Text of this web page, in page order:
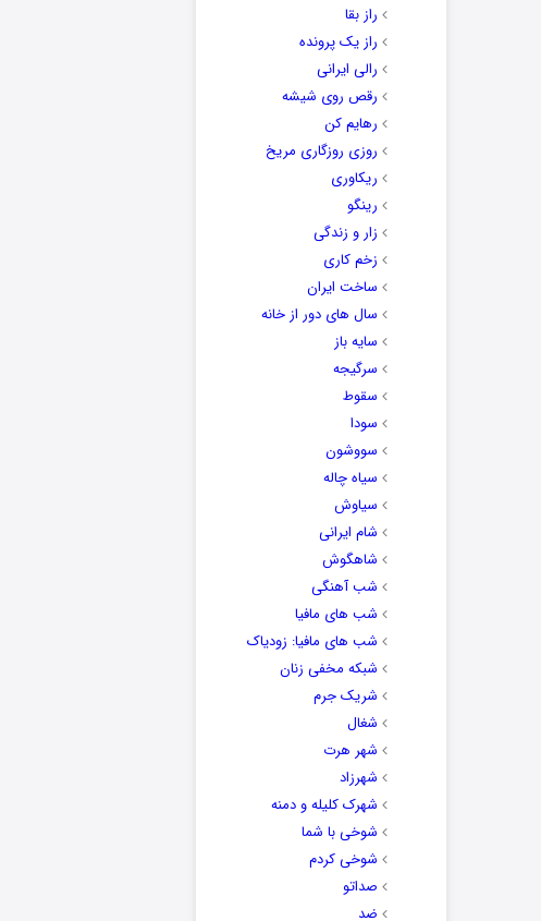
راز بقا
راز یک پرونده
رالی ایرانی
رقص روی شیشه
رهایم کن
روزی روزگاری مریخ
ریکاوری
رینگو
زار و زندگی
زخم کاری
ساخت ایران
سال های دور از خانه
سایه باز
سرگیجه
سقوط
سودا
سووشون
سیاه چاله
سیاوش
شام ایرانی
شاهگوش
شب آهنگی
شب های مافیا
شب های مافیا: زودیاک
شبکه مخفی زنان
شریک جرم
شغال
شهر هرت
شهرزاد
شهرک کلیله و دمنه
شوخی با شما
شوخی کردم
صداتو
ضد